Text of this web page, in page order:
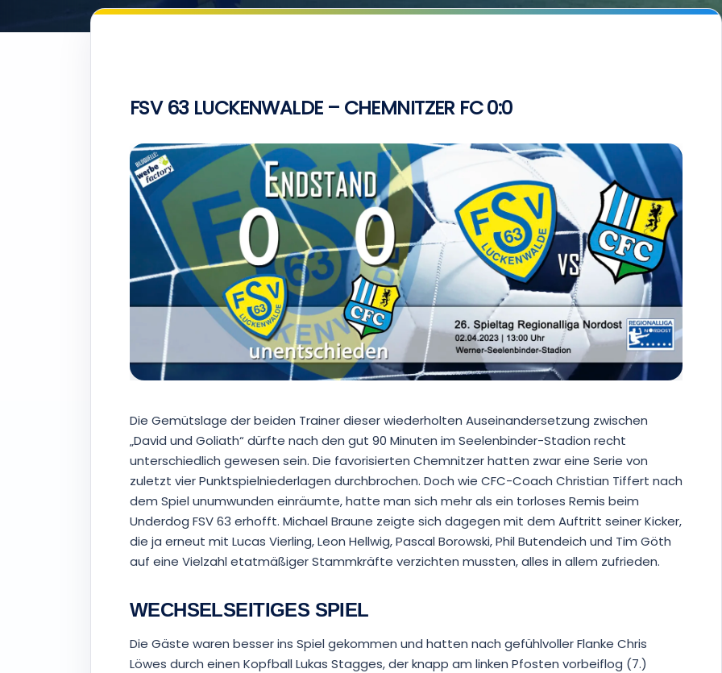
FSV 63 LUCKENWALDE – CHEMNITZER FC 0:0
Die Gemütslage der beiden Trainer dieser wiederholten Auseinandersetzung zwischen
„David und Goliath“ dürfte nach den gut 90 Minuten im Seelenbinder-Stadion recht
unterschiedlich gewesen sein. Die favorisierten Chemnitzer hatten zwar eine Serie von
zuletzt vier Punktspielniederlagen durchbrochen. Doch wie CFC-Coach Christian Tiffert nach
dem Spiel unumwunden einräumte, hatte man sich mehr als ein torloses Remis beim
Underdog FSV 63 erhofft. Michael Braune zeigte sich dagegen mit dem Auftritt seiner Kicker,
die ja erneut mit Lucas Vierling, Leon Hellwig, Pascal Borowski, Phil Butendeich und Tim Göth
auf eine Vielzahl etatmäßiger Stammkräfte verzichten mussten, alles in allem zufrieden.
WECHSELSEITIGES SPIEL
Die Gäste waren besser ins Spiel gekommen und hatten nach gefühlvoller Flanke Chris
Löwes durch einen Kopfball Lukas Stagges, der knapp am linken Pfosten vorbeiflog (7.)